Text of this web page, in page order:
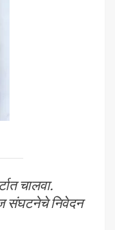
चालवा.
संघटनेचे निवेदन